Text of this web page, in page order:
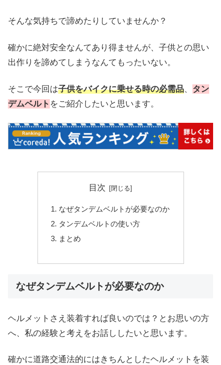
そんな気持ちで諦めたりしていませんか？
確かに絶対安全なんてあり得ませんが、子供との思い
出作りを諦めてしまうなんてもったいない。
そこで今回は子供をバイクに乗せる時の必需品、 タン
デムベルト をご紹介したいと思います。
目次
なぜタンデムベルトが必要なのか
タンデムベルトの使い方
まとめ
なぜタンデムベルトが必要なのか
ヘルメットさえ装着すれば良いのでは？とお思いの方
へ、私の経験と考えをお話ししたいと思います。
確かに道路交通法的にはきちんとしたヘルメットを装